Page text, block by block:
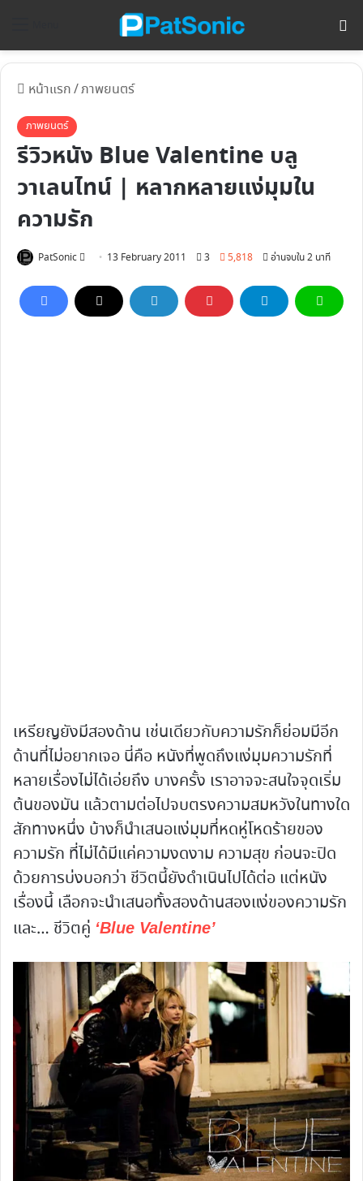
หน้าแรก/ภาพยนตร์
ภาพยนตร์
รีวิวหนัง Blue Valentine บลู
วาเลนไทน์ | หลากหลายแง่มุมใน
ความรัก
PatSonic
Follow13 February 2011 3 5,818 อ่านจบใน 2 นาที
เหรียญยังมีสองด้าน เช่นเดียวกับความรักก็ย่อมมีอีก
ด้านที่ไม่อยากเจอ นี่คือ หนังที่พูดถึงแง่มุมความรักที่
หลายเรื่องไม่ได้เอ่ยถึง บางครั้ง เราอาจจะสนใจจุดเริ่ม
ต้นของมัน แล้วตามต่อไปจบตรงความสมหวังในทางใด
สักทางหนึ่ง บ้างก็นำเสนอแง่มุมที่หดหู่โหดร้ายของ
ความรัก ที่ไม่ได้มีแค่ความงดงาม ความสุข ก่อนจะปิด
ด้วยการบ่งบอกว่า ชีวิตนี้ยังดำเนินไปได้ต่อ แต่หนัง
เรื่องนี้ เลือกจะนำเสนอทั้งสองด้านสองแง่ของความรัก
และ… ชีวิตคู่ ‘Blue Valentine’